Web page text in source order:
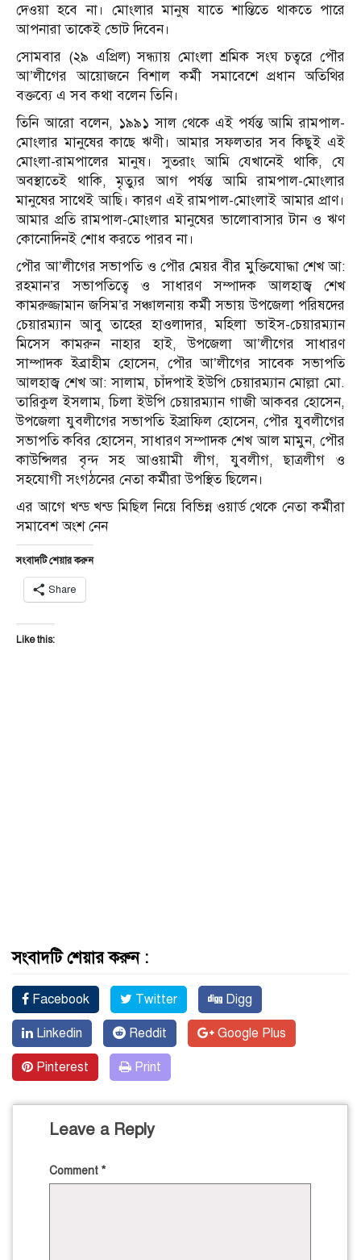
দেওয়া হবে না। মোংলার মানুষ যাতে শান্তিতে থাকতে পারে
আপনারা তাকেই ভোট দিবেন।
সোমবার (২৯ এপ্রিল) সন্ধ্যায় মোংলা শ্রমিক সংঘ চত্বরে পৌর
আ’লীগের আয়োজনে বিশাল কর্মী সমাবেশে প্রধান অতিথির
বক্তব্যে এ সব কথা বলেন তিনি।
তিনি আরো বলেন, ১৯৯১ সাল থেকে এই পর্যন্ত আমি রামপাল-
মোংলার মানুষের কাছে ঋণী। আমার সফলতার সব কিছুই এই
মোংলা-রামপালের মানুষ। সুতরাং আমি যেখানেই থাকি, যে
অবস্থাতেই থাকি, মৃত্যুর আগ পর্যন্ত আমি রামপাল-মোংলার
মানুষের সাথেই আছি। কারণ এই রামপাল-মোংলাই আমার প্রাণ।
আমার প্রতি রামপাল-মোংলার মানুষের ভালোবাসার টান ও ঋণ
কোনোদিনই শোধ করতে পারব না।
পৌর আ’লীগের সভাপতি ও পৌর মেয়র বীর মুক্তিযোদ্ধা শেখ আ:
রহমান’র সভাপতিত্বে ও সাধারণ সম্পাদক আলহাজ্ব শেখ
কামরুজ্জামান জসিম’র সঞ্চালনায় কর্মী সভায় উপজেলা পরিষদের
চেয়ারম্যান আবু তাহের হাওলাদার, মহিলা ভাইস-চেয়ারম্যান
মিসেস কামরুন নাহার হাই, উপজেলা আ’লীগের সাধারণ
সাম্পাদক ইব্রাহীম হোসেন, পৌর আ’লীগের সাবেক সভাপতি
আলহাজ্ব শেখ আ: সালাম, চাঁদপাই ইউপি চেয়ারম্যান মোল্লা মো.
তারিকুল ইসলাম, চিলা ইউপি চেয়ারম্যান গাজী আকবর হোসেন,
উপজেলা যুবলীগের সভাপতি ইস্রাফিল হোসেন, পৌর যুবলীগের
সভাপতি কবির হোসেন, সাধারণ সম্পাদক শেখ আল মামুন, পৌর
কাউন্সিলর বৃন্দ সহ আওয়ামী লীগ, যুবলীগ, ছাত্রলীগ ও
সহযোগী সংগঠনের নেতা কর্মীরা উপস্থিত ছিলেন।
এর আগে খন্ড খন্ড মিছিল নিয়ে বিভিন্ন ওয়ার্ড থেকে নেতা কর্মীরা
সমাবেশ অংশ নেন
সংবাদটি শেয়ার করুন
Share
Like this:
সংবাদটি শেয়ার করুন :
Facebook Twitter Digg
Linkedin Reddit Google Plus
Pinterest Print
Leave a Reply
Comment *